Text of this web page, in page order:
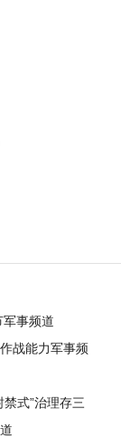
事频道
战能力军事频
式”治理存三